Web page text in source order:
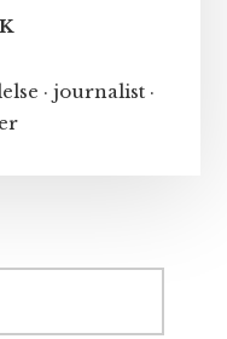
· journalist ·